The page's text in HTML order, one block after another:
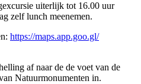
uiterlijk tot 16.00 uur
zelf lunch meenemen.
https://maps.app.goo.gl/
af naar de de voet van de
Natuurmonumenten in.